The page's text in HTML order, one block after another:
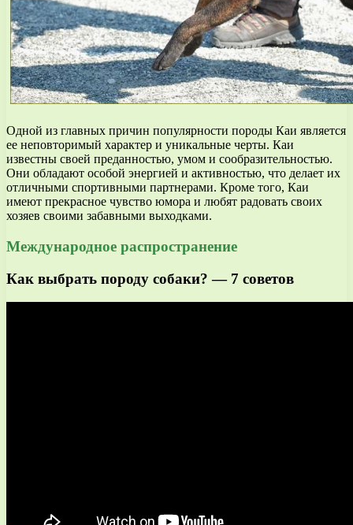
Одной из главных причин популярности породы Каи является
ее неповторимый характер и уникальные черты. Каи
известны своей преданностью, умом и сообразительностью.
Они обладают особой энергией и активностью, что делает их
отличными спортивными партнерами. Кроме того, Каи
имеют прекрасное чувство юмора и любят радовать своих
хозяев своими забавными выходками.
Международное распространение
Как выбрать породу собаки? — 7 советов